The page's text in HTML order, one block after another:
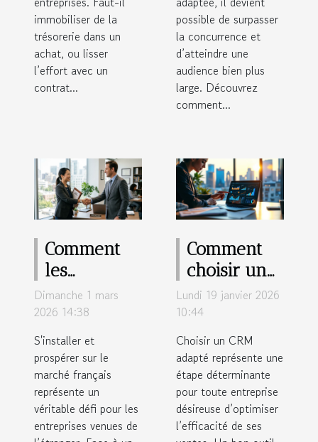
immobiliser de la
trésorerie dans un
achat, ou lisser
l’effort avec un
contrat...
possible de surpasser
la concurrence et
d’atteindre une
audience bien plus
large. Découvrez
comment...
Comment
les
assurances
adaptées
boostent les
entreprises
étrangères
en France ?
Dimanche 1 mars
2026 14:38
S'installer et
prospérer sur le
marché français
représente un
véritable défi pour les
entreprises venues de
Comment
choisir un
CRM pour
maximiser
l'efficacité
des ventes ?
Lundi 19 janvier 2026
10:44
Choisir un CRM
adapté représente une
étape déterminante
pour toute entreprise
désireuse d’optimiser
l’efficacité de ses